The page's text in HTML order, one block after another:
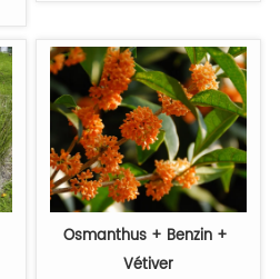
Osmanthus + Benzin +
Vétiver